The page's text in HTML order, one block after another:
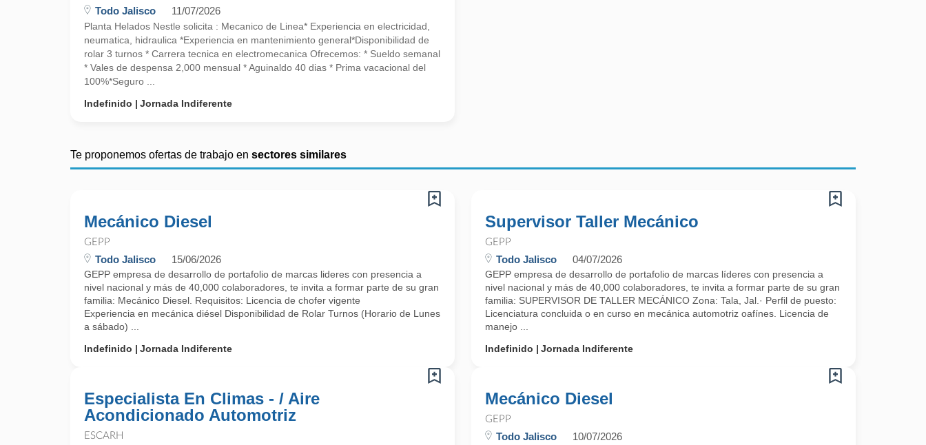
Todo Jalisco 11/07/2026
Planta Helados Nestle solicita : Mecanico de Linea* Experiencia en electricidad,
neumatica, hidraulica *Experiencia en mantenimiento general*Disponibilidad de
rolar 3 turnos * Carrera tecnica en electromecanica Ofrecemos: * Sueldo semanal
* Vales de despensa 2,000 mensual * Aguinaldo 40 dias * Prima vacacional del
100%*Seguro ...
Indefinido
Jornada Indiferente
Te proponemos ofertas de trabajo en sectores similares
Mecánico Diesel
GEPP
Todo Jalisco 15/06/2026
GEPP empresa de desarrollo de portafolio de marcas lideres con presencia a
nivel nacional y más de 40,000 colaboradores, te invita a formar parte de su gran
familia: Mecánico Diesel. Requisitos: Licencia de chofer vigente
Experiencia en mecánica diésel Disponibilidad de Rolar Turnos (Horario de Lunes
a sábado) ...
Indefinido
Jornada Indiferente
Supervisor Taller Mecánico
GEPP
Todo Jalisco 04/07/2026
GEPP empresa de desarrollo de portafolio de marcas líderes con presencia a
nivel nacional y más de 40,000 colaboradores, te invita a formar parte de su gran
familia: SUPERVISOR DE TALLER MECÁNICO Zona: Tala, Jal.· Perfil de puesto:
Licenciatura concluida o en curso en mecánica automotriz oafínes. Licencia de
manejo ...
Indefinido
Jornada Indiferente
Especialista En Climas - / Aire
Acondicionado Automotriz
ESCARH
Mecánico Diesel
GEPP
Todo Jalisco 10/07/2026